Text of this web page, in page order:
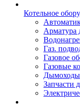
Котельное
Арматура
Газ.
Газовое
Газовые
Дымоходы
Запчасти